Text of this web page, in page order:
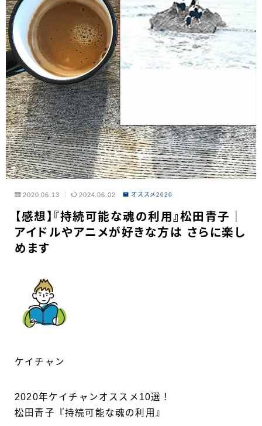
2020.06.13 2024.06.02 オススメ2020
【感想】『持続可能な魂の利用』松田青子｜
アイドルやアニメが好きな方は さらに楽し
めます
ケイチャン
2020年ケイチャンオススメ10選！
松田青子『持続可能な魂の利用』